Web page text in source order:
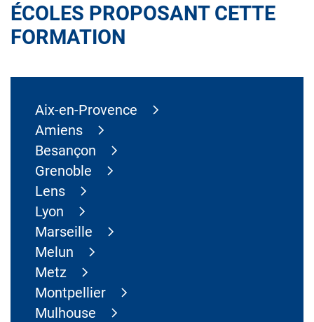
ÉCOLES PROPOSANT CETTE
FORMATION
Aix-en-Provence
Amiens
Besançon
Grenoble
Lens
Lyon
Marseille
Melun
Metz
Montpellier
Mulhouse